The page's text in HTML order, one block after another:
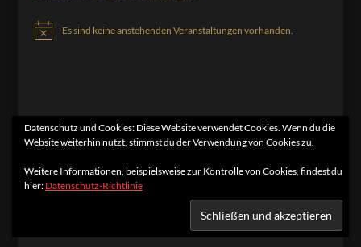
HinweisEs sind keine anstehenden Veranstaltungen vorhanden.
| Powered by
Datenschutz und Cookies: Diese Website verwendet Cookies. Wenn du die
Website weiterhin nutzt, stimmst du der Verwendung von Cookies zu.
Weitere Informationen, beispielsweise zur Kontrolle von Cookies, findest du
hier: Datenschutz-Richtlinie